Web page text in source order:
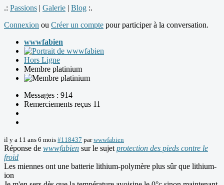
.: Passions | Galerie | Blog :.
Connexion ou Créer un compte pour participer à la conversation.
wwwfabien
Hors Ligne
Membre platinium
Messages : 914
Remerciements reçus 11
il y a 11 ans 6 mois #118437 parwwwfabien
Réponse de wwwfabien sur le sujet protection des pieds contre le
froid
Les miennes ont une batterie lithium-polymère plus sûr que lithium-
ion